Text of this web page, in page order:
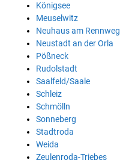
Königsee
Meuselwitz
Neuhaus am Rennweg
Neustadt an der Orla
Pößneck
Rudolstadt
Saalfeld/Saale
Schleiz
Schmölln
Sonneberg
Stadtroda
Weida
Zeulenroda-Triebes